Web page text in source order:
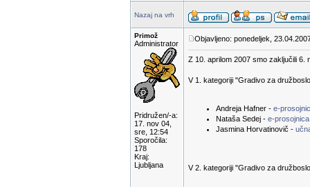
Nazaj na vrh
Primož
Administrator
Pridružen/-a:
17. nov 04,
sre, 12:54
Sporočila:
178
Kraj:
Ljubljana
Objavljeno: ponedeljek,
Z 10. aprilom 2007 smo zaključili 6.
V 1. kategoriji "Gradivo za
Andreja Hafner - e-
Nataša Sedej - e-
Jasmina Horvatinovič -
V 2. kategoriji "Gradivo za